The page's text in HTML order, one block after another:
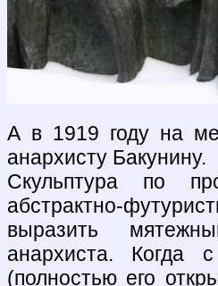
А в 1919 году на
анархисту Бакунину.
Скульптура по
абстрактно-
выразить
анархиста. Когда
(полностью его